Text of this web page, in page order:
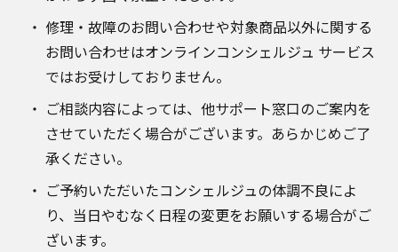
修理・故障のお問い合わせや対象商品以外に関する
お問い合わせはオンラインコンシェルジュ サービス
ではお受けしておりません。
ご相談内容によっては、他サポート窓口のご案内を
させていただく場合がございます。あらかじめご了
承ください。
ご予約いただいたコンシェルジュの体調不良によ
り、当日やむなく日程の変更をお願いする場合がご
ざいます。